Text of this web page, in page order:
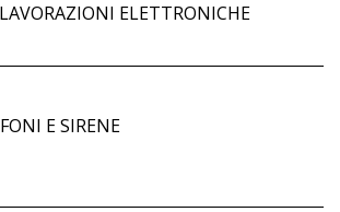
ELETTRONICHE
E SIRENE